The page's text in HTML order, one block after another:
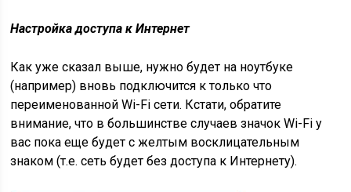
Настройка доступа к Интернет
Как уже сказал выше, нужно будет на ноутбуке
(например) вновь подключится к только что
переименованной Wi-Fi сети. Кстати, обратите
внимание, что в большинстве случаев значок Wi-Fi у
вас пока еще будет с желтым восклицательным
знаком (т.е. сеть будет без доступа к Интернету).